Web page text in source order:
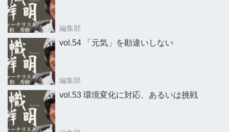
編集部
vol.54 「元気」を勘違いしない
編集部
vol.53 環境変化に対応、あるいは挑戦